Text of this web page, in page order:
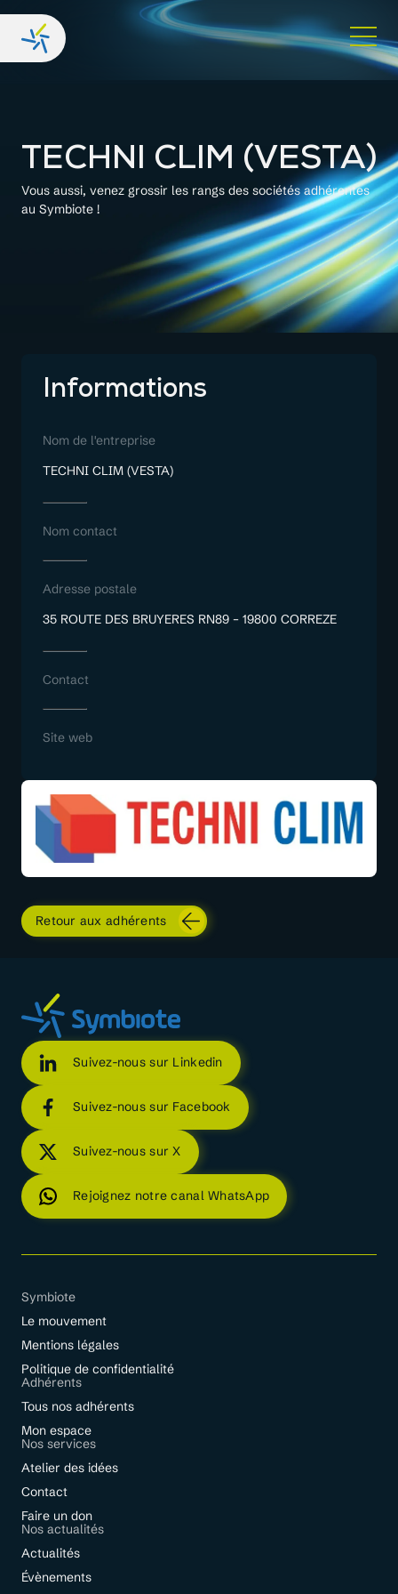
TECHNI CLIM (VESTA)
Vous aussi, venez grossir les rangs des sociétés adhérentes
au Symbiote !
Informations
Nom de l'entreprise
TECHNI CLIM (VESTA)
Nom contact
Adresse postale
35 ROUTE DES BRUYERES RN89 – 19800 CORREZE
Contact
Site web
Retour aux adhérents
Suivez-nous sur Linkedin
Suivez-nous sur Facebook
Suivez-nous sur X
Rejoignez notre canal WhatsApp
Symbiote
Le mouvement
Mentions légales
Politique de confidentialité
Adhérents
Tous nos adhérents
Mon espace
Nos services
Atelier des idées
Contact
Faire un don
Nos actualités
Actualités
Évènements